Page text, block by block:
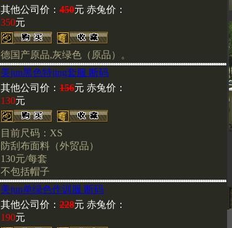
批发商请拨打我们的电话
核实后，再汇款到我部。谢
邮局汇款时请不要使用密码
码会给货款的提取造成延时
其他公司价： 450元 赤兔价：
350元
德国产原品,灰绿色（原品）。
美jun黑色特jing套服 断码
其他公司价： 156元 赤兔价：
130元
目前尺码：XS
防刮布面料（外贸品）
130元/每套
不包括帽子
美jun单绿色作训服 断码
其他公司价： 228元 赤兔价：
190元